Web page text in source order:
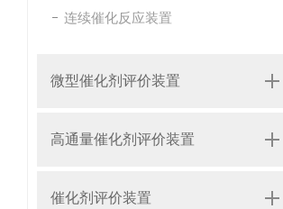
连续催化反应装置
微型催化剂评价装置
高通量催化剂评价装置
催化剂评价装置